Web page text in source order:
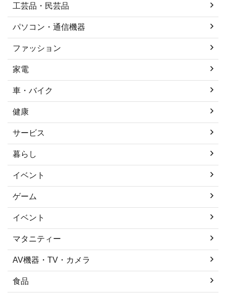
工芸品・民芸品
パソコン・通信機器
ファッション
家電
車・バイク
健康
サービス
暮らし
イベント
ゲーム
イベント
マタニティー
AV機器・TV・カメラ
食品